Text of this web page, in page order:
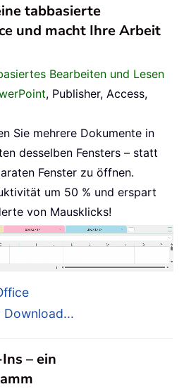
tabbasierte
und macht Ihre Arbeit
Bearbeiten und Lesen
, Publisher, Access,
Sie mehrere Dokumente in
desselben Fensters – statt
Fenster zu öffnen.
um 50 % und erspart
von Mausklicks!
Download...
– ein